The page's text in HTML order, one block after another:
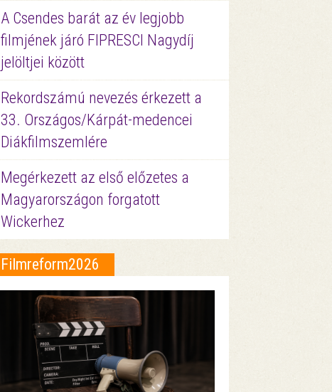
A Csendes barát az év legjobb
filmjének járó FIPRESCI Nagydíj
jelöltjei között
Rekordszámú nevezés érkezett a
33. Országos/Kárpát-medencei
Diákfilmszemlére
Megérkezett az első előzetes a
Magyarországon forgatott
Wickerhez
Filmreform2026